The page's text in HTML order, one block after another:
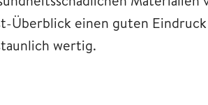
Überblick einen guten
wertig.